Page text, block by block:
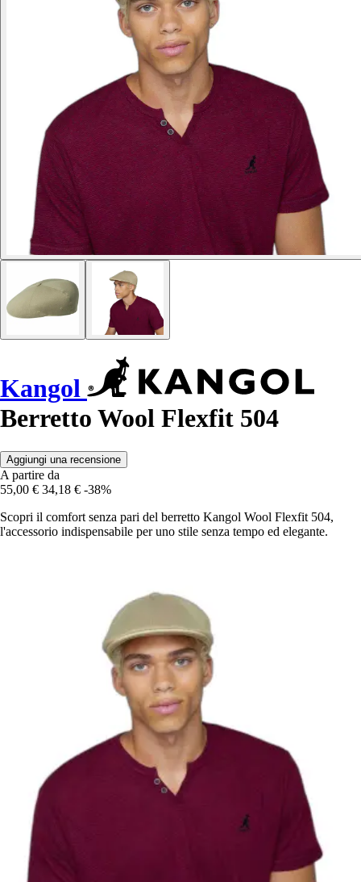
Kangol
Berretto Wool Flexfit 504
Aggiungi una recensione
A partire da
55,00 € 34,18 € -38%
Scopri il comfort senza pari del berretto Kangol Wool Flexfit 504,
l'accessorio indispensabile per uno stile senza tempo ed elegante.